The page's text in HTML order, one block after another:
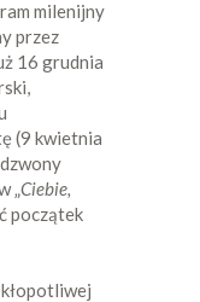
milenijny
przez
16 grudnia
(9 kwietnia
„Ciebie,
początek
kłopotliwej